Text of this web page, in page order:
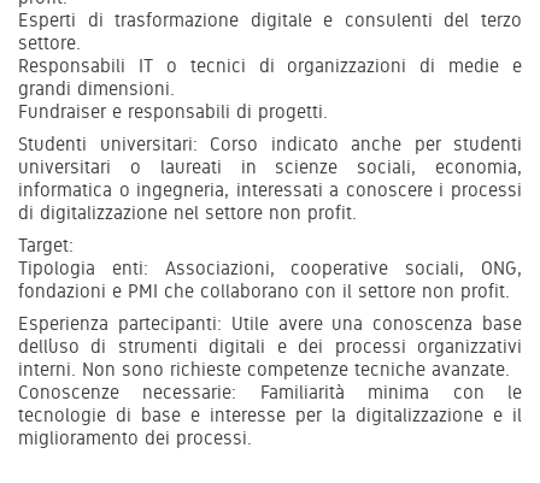
Esperti di trasformazione digitale e consulenti del terzo
settore.
Responsabili IT o tecnici di organizzazioni di medie e
grandi dimensioni.
Fundraiser e responsabili di progetti.
Studenti universitari: Corso indicato anche per studenti
universitari o laureati in scienze sociali, economia,
informatica o ingegneria, interessati a conoscere i processi
di digitalizzazione nel settore non profit.
Target:
Tipologia enti: Associazioni, cooperative sociali, ONG,
fondazioni e PMI che collaborano con il settore non profit.
Esperienza partecipanti: Utile avere una conoscenza base
dell’uso di strumenti digitali e dei processi organizzativi
interni. Non sono richieste competenze tecniche avanzate.
Conoscenze necessarie: Familiarità minima con le
tecnologie di base e interesse per la digitalizzazione e il
miglioramento dei processi.